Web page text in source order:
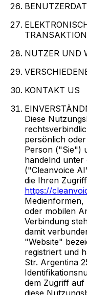
NUTZER UND
KONTAKT US
Diese
persönlich
Person ("Sie")
handelnd unter
("Cleanvoice
die Ihren
https://
Medienformen,
oder mobilen
Verbindung
damit
"Website"
registriert und
Str. Argentina
dem Zugriff auf
diese